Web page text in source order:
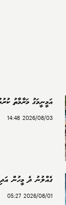
އަމީނީމަގު މަރާމާތު
2026/08/03 14:48
ގެއްލުނު ދެ މީހުން
2026/08/01 05:27